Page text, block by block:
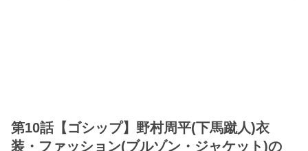
第10話【ゴシップ】野村周平(下馬蹴人)衣
装・ファッション(ブルゾン・ジャケット)の